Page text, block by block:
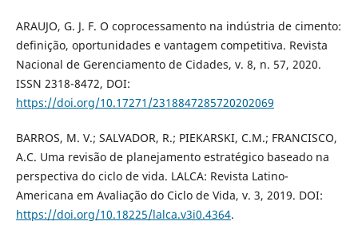
ARAUJO, G. J. F. O coprocessamento na indústria de cimento:
definição, oportunidades e vantagem competitiva. Revista
Nacional de Gerenciamento de Cidades, v. 8, n. 57, 2020.
ISSN 2318-8472, DOI:
https://doi.org/10.17271/2318847285720202069
BARROS, M. V.; SALVADOR, R.; PIEKARSKI, C.M.; FRANCISCO,
A.C. Uma revisão de planejamento estratégico baseado na
perspectiva do ciclo de vida. LALCA: Revista Latino-
Americana em Avaliação do Ciclo de Vida, v. 3, 2019. DOI:
https://doi.org/10.18225/lalca.v3i0.4364.